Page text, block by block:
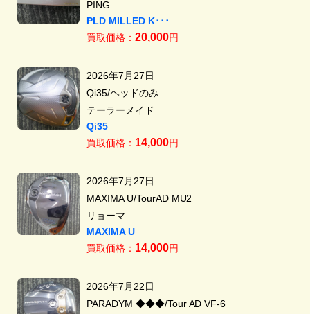
PING
PLD MILLED K･･･
買取価格： 20,000円
2026年7月27日
Qi35/ヘッドのみ
テーラーメイド
Qi35
買取価格： 14,000円
2026年7月27日
MAXIMA U/TourAD MU2
リョーマ
MAXIMA U
買取価格： 14,000円
2026年7月22日
PARADYM ◆◆◆/Tour AD VF-6